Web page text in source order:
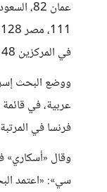
في المركزين 148 و149، وسوريا في المركز 168.
عربية، في قائمة
فرنسا في المرتبة الـ17، ما
وقال «أسكاري»
سي»: «اعتمد